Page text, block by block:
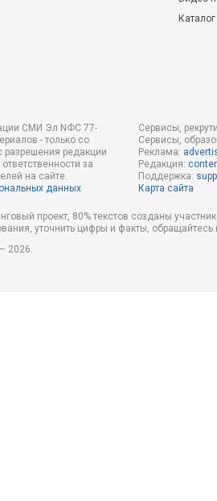
СМИ Эл NФС 77-
- только со
разрешения редакции
за
на сайте.
данных
Сервисы,
Сервисы,
Реклама:
Редакция:
Поддержка:
Карта сайта
проект, 80% текстов созданы
уточнить цифры и факты,
2026.